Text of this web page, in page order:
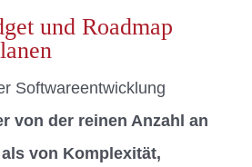
und Roadmap
Softwareentwicklung
von der reinen Anzahl an
von Komplexität,